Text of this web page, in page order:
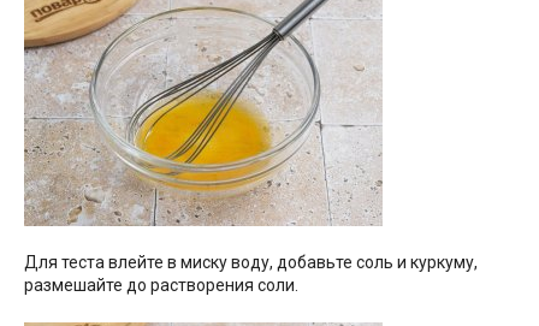
Для теста влейте в миску воду, добавьте соль и куркуму,
размешайте до растворения соли.